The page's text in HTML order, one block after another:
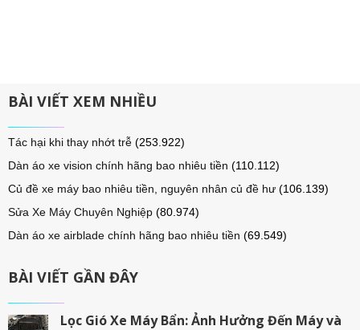
BÀI VIẾT XEM NHIỀU
Tác hại khi thay nhớt trễ (253.922)
Dàn áo xe vision chính hãng bao nhiêu tiền (110.112)
Củ đề xe máy bao nhiêu tiền, nguyên nhân củ đề hư (106.139)
Sửa Xe Máy Chuyên Nghiệp (80.974)
Dàn áo xe airblade chính hãng bao nhiêu tiền (69.549)
BÀI VIẾT GẦN ĐÂY
Lọc Gió Xe Máy Bẩn: Ảnh Hưởng Đến Máy và